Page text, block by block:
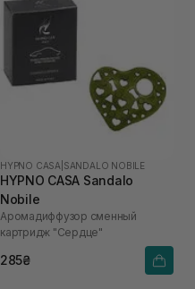
HYPNO CASA SANDALO NOBILE
HYPNO CASA Sandalo
Nobile
Аромадиффузор сменный
картридж "Сердце"
285₴